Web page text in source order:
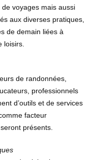
voyages mais aussi
aux diverses pratiques,
de demain liées à
loisirs.
de randonnées,
professionnels
d’outils et de services
facteur
présents.